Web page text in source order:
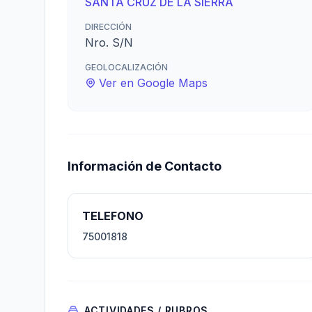
DIRECCIÓN
Nro. S/N
GEOLOCALIZACIÓN
Ver en Google Maps
Información de Contacto
TELEFONO
75001818